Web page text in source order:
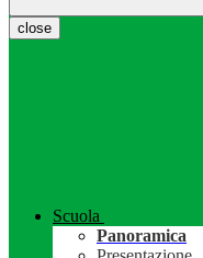
close
Scuola
Panoramica